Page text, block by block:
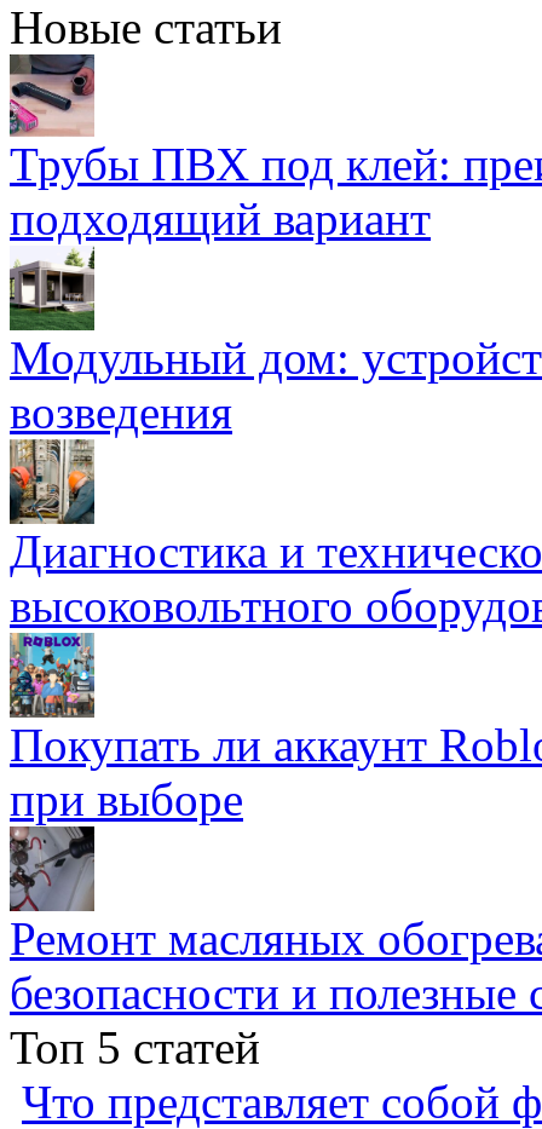
Новые статьи
Трубы ПВХ под клей:
подходящий вариант
Модульный дом:
возведения
Диагностика и
высоковольтного
Покупать ли аккаунт
при выборе
Ремонт масляных
безопасности и полезные
Топ 5 статей
Что представляет собой